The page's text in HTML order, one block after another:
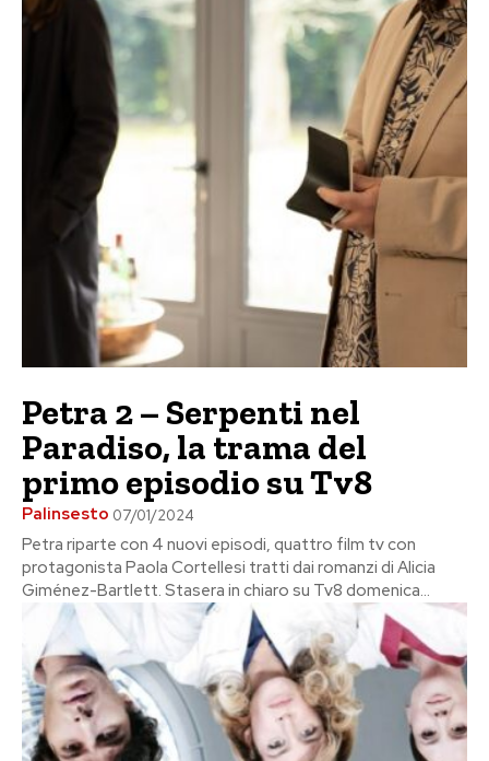
Petra 2 – Serpenti nel
Paradiso, la trama del
primo episodio su Tv8
Palinsesto 07/01/2024
Petra riparte con 4 nuovi episodi, quattro film tv con
protagonista Paola Cortellesi tratti dai romanzi di Alicia
Giménez-Bartlett. Stasera in chiaro su Tv8 domenica...